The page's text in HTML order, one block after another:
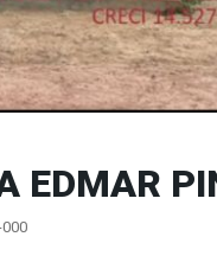
EDMAR
000